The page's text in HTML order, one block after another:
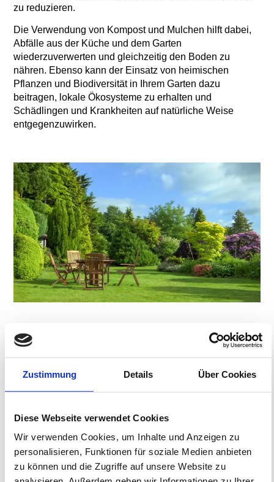
Zustimmung Details Über Cookies
Diese Webseite verwendet Cookies
Wir verwenden Cookies, um Inhalte und Anzeigen zu
personalisieren, Funktionen für soziale Medien anbieten
zu können und die Zugriffe auf unsere Website zu
zu reduzieren.
Die Verwendung von Kompost und Mulchen hilft dabei,
Abfälle aus der Küche und dem Garten
wiederzuverwerten und gleichzeitig den Boden zu
nähren. Ebenso kann der Einsatz von heimischen
Pflanzen und Biodiversität in Ihrem Garten dazu
beitragen, lokale Ökosysteme zu erhalten und
Schädlingen und Krankheiten auf natürliche Weise
entgegenzuwirken.
Die Vorteile
Der nachhaltige Gartenbau bietet viele Vorteile. Er fördert
eine gesunde Umwelt durch Reduzierung von Abfall,
verbessert er die Bodengesundheit und fördert eine
Eine gesündere Umgebung fördert wiederum die
Gesundheit und das Wohlbefinden der Menschen.
Ästhetisch ansprechende, grüne Gartenlandschaften